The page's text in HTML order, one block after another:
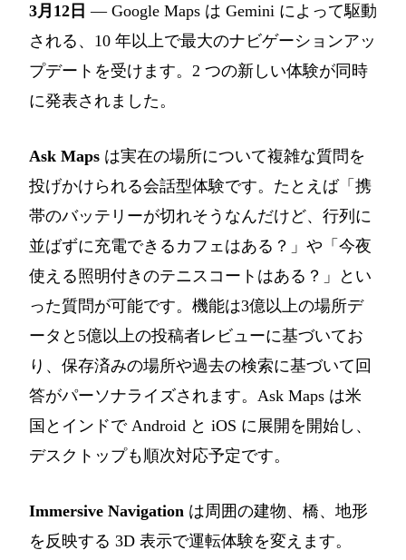
3月12日 — Google Maps は Gemini によって駆動
される、10 年以上で最大のナビゲーションアッ
プデートを受けます。2 つの新しい体験が同時
に発表されました。
Ask Maps は実在の場所について複雑な質問を
投げかけられる会話型体験です。たとえば「携
帯のバッテリーが切れそうなんだけど、行列に
並ばずに充電できるカフェはある？」や「今夜
使える照明付きのテニスコートはある？」とい
った質問が可能です。機能は3億以上の場所デ
ータと5億以上の投稿者レビューに基づいてお
り、保存済みの場所や過去の検索に基づいて回
答がパーソナライズされます。Ask Maps は米
国とインドで Android と iOS に展開を開始し、
デスクトップも順次対応予定です。
Immersive Navigation は周囲の建物、橋、地形
を反映する 3D 表示で運転体験を変えます。